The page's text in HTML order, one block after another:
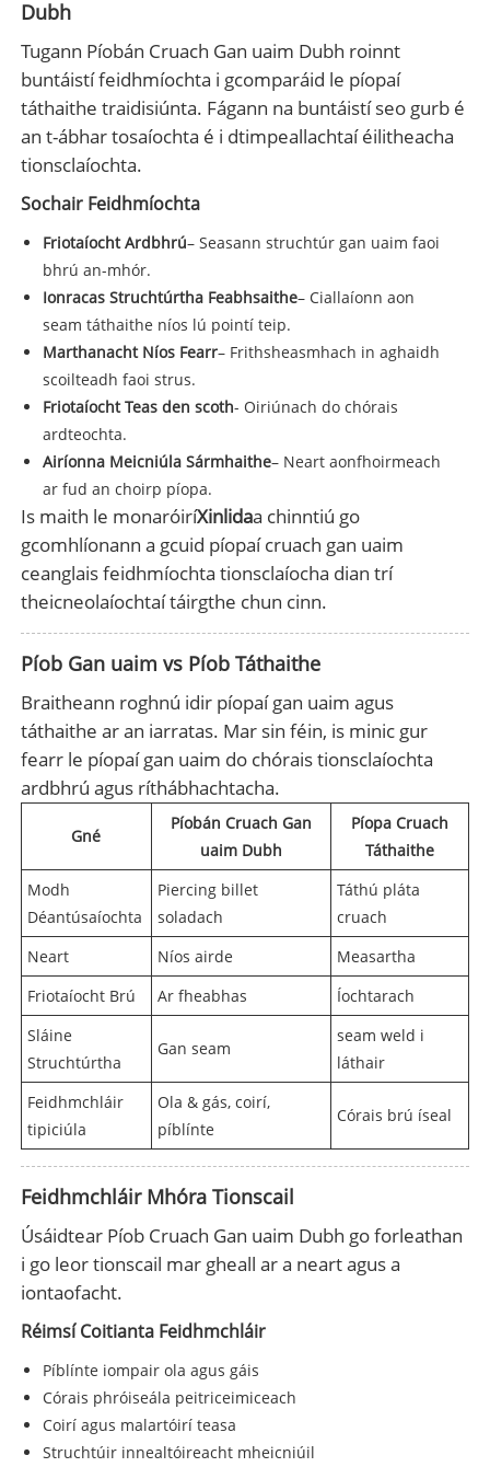
Dubh
Tugann Píobán Cruach Gan uaim Dubh roinnt
buntáistí feidhmíochta i gcomparáid le píopaí
táthaithe traidisiúnta. Fágann na buntáistí seo gurb é
an t-ábhar tosaíochta é i dtimpeallachtaí éilitheacha
tionsclaíochta.
Sochair Feidhmíochta
Friotaíocht Ardbhrú– Seasann struchtúr gan uaim faoi
bhrú an-mhór.
Ionracas Struchtúrtha Feabhsaithe– Ciallaíonn aon
seam táthaithe níos lú pointí teip.
Marthanacht Níos Fearr– Frithsheasmhach in aghaidh
scoilteadh faoi strus.
Friotaíocht Teas den scoth- Oiriúnach do chórais
ardteochta.
Airíonna Meicniúla Sármhaithe– Neart aonfhoirmeach
ar fud an choirp píopa.
Is maith le monaróiríXinlidaa chinntiú go
gcomhlíonann a gcuid píopaí cruach gan uaim
ceanglais feidhmíochta tionsclaíocha dian trí
theicneolaíochtaí táirgthe chun cinn.
Píob Gan uaim vs Píob Táthaithe
Braitheann roghnú idir píopaí gan uaim agus
táthaithe ar an iarratas. Mar sin féin, is minic gur
fearr le píopaí gan uaim do chórais tionsclaíochta
ardbhrú agus ríthábhachtacha.
Gné
Píobán Cruach Gan
uaim Dubh
Píopa Cruach
Táthaithe
Modh
Déantúsaíochta
Piercing billet
soladach
Táthú pláta
cruach
Neart
Níos airde
Measartha
Friotaíocht Brú
Ar fheabhas
Íochtarach
Sláine
Struchtúrtha
Gan seam
seam weld i
láthair
Feidhmchláir
tipiciúla
Ola & gás, coirí,
píblínte
Córais brú íseal
Feidhmchláir Mhóra Tionscail
Úsáidtear Píob Cruach Gan uaim Dubh go forleathan
i go leor tionscail mar gheall ar a neart agus a
iontaofacht.
Réimsí Coitianta Feidhmchláir
Píblínte iompair ola agus gáis
Córais phróiseála peitriceimiceach
Coirí agus malartóirí teasa
Struchtúir innealtóireacht mheicniúil